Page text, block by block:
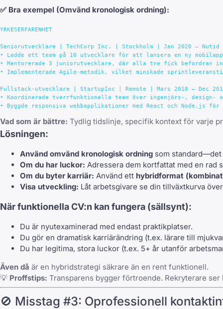
✅ Bra exempel (Omvänd kronologisk ordning):
YRKESERFARENHET
Seniorutvecklare | TechCorp Inc. | Stockholm | Jan 2020 – Nutid
• Ledde ett team på 10 utvecklare för att lansera en ny
• Mentorerade 3 juniorutvecklare, där alla tre fick befordran
• Implementerade Agile-metodik, vilket minskade
Fullstack-utvecklare | StartupInc | Remote | Mars 2018 – Dec
• Koordinerade tverrfunktionella team över ingenjörs-, design-
Vad som är bättre: Tydlig tidslinje, specifik kontext för varje
Lösningen:
Använd omvänd kronologisk ordning som
Om du har luckor: Adressera dem kortfattat med en rad
Om du byter karriär: Använd ett hybridformat
Visa utveckling: Låt arbetsgivare se din tillväxtkurva
När funktionella CV:n kan fungera (sällsynt):
Du är nyutexaminerad med endast praktikplatser.
Du gör en dramatisk karriärändring (t.ex. lärare till
Du har legitima, stora luckor (t.ex. 5+ år utanför
Även då är en hybridstrategi säkrare än en rent funktionell.
💡 Proffstips: Transparens bygger förtroende. Rekryterare
🚫 Misstag #3: Oprofessionell